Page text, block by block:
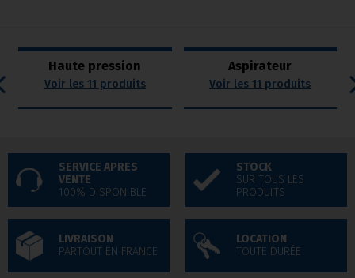
Haute pression
Voir les 11 produits
Aspirateur
Voir les 11 produits
SERVICE APRES
VENTE
100% DISPONIBLE
STOCK
SUR TOUS LES
PRODUITS
LIVRAISON
PARTOUT EN FRANCE
LOCATION
TOUTE DURÉE